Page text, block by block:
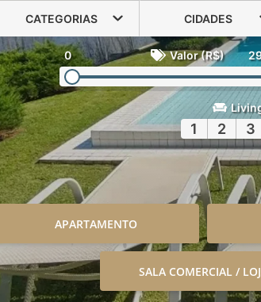
CATEGORIAS CIDADES
0 Valor (R$)
1 2 3
APARTAMENTO
SALA COMERCIAL /